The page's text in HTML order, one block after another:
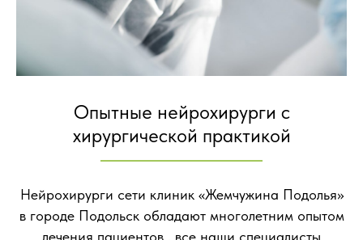
Опытные нейрохирурги с
хирургической практикой
Нейрохирурги сети клиник «Жемчужина Подолья»
в городе Подольск обладают многолетним опытом
лечения пациентов , все наши специалисты